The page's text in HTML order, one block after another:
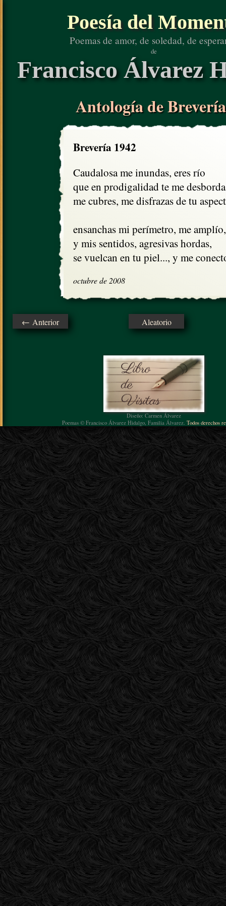
Poesía del
Poemas de amor, de soledad, de
de
Francisco Álvarez
Antología de
Brevería 1942
Caudalosa me inundas, eres río
que en prodigalidad te me
me cubres, me disfrazas de tu
ensanchas mi perímetro, me amplío,
y mis sentidos, agresivas hordas,
se vuelcan en tu piel..., y me
octubre de 2008
← Anterior Aleatorio
Diseño: Carmen Álvarez
Poemas © Francisco Álvarez Hidalgo, Familia Álvarez. Todos derechos